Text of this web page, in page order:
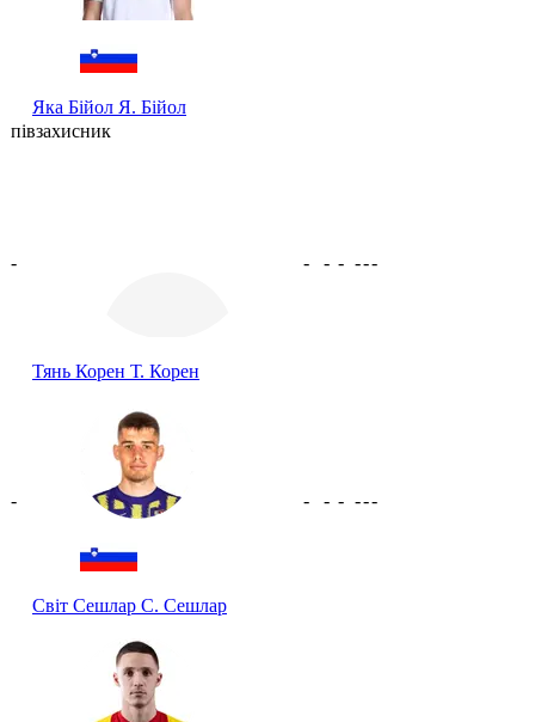
Яка Бійол Я. Бійол
півзахисник
-
Тянь Корен Т. Корен
- - - ---
-
Світ Сешлар С. Сешлар
- - - ---